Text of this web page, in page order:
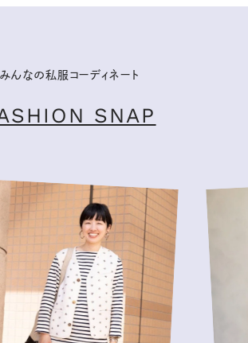
みんなの私服コーディネート
SNAP